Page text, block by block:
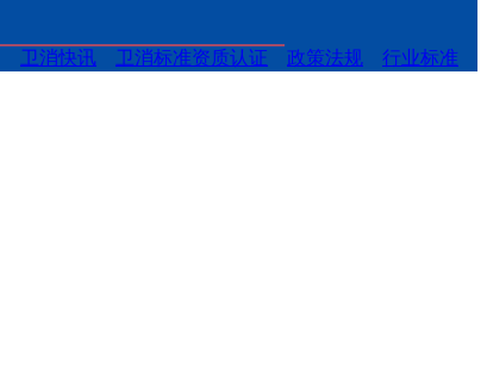
卫消快讯 卫消标准资质认证 政策法规 行业标准